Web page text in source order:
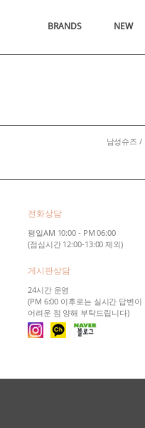
BRANDS NEW
남성슈즈 /
전화상담
평일AM 10:00 - PM 06:00
(점심시간 12:00-13:00 제외)
게시판상담
24시간 운영
(PM 6:00 이후로는 실시간 답변이
어려운 점 양해 부탁드립니다)